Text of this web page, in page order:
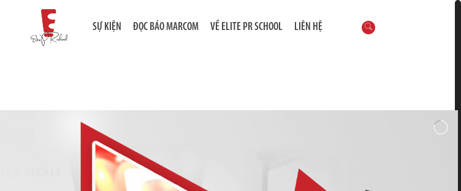
SỰ KIỆN ĐỌC BÁO MARCOM VỀ ELITE PR SCHOOL LIÊN HỆ